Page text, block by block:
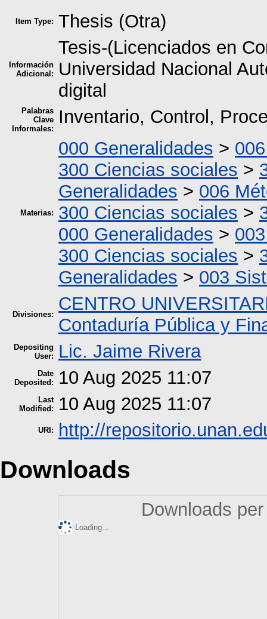
Item Type: Thesis (Otra)
Información
Adicional:
Tesis-(Licenciados en
Universidad Nacional
digital
Palabras
Clave
Informales:
Inventario, Control,
Materias:
000 Generalidades >
300 Ciencias sociales >
Generalidades > 006
300 Ciencias sociales >
000 Generalidades >
300 Ciencias sociales >
Generalidades > 003
Divisiones:
CENTRO
Contaduría Pública y
Depositing
User:
Lic. Jaime Rivera
Date
Deposited:
10 Aug 2025 11:07
Last
Modified:
10 Aug 2025 11:07
URI: http://
Downloads
Downloads
Loading...